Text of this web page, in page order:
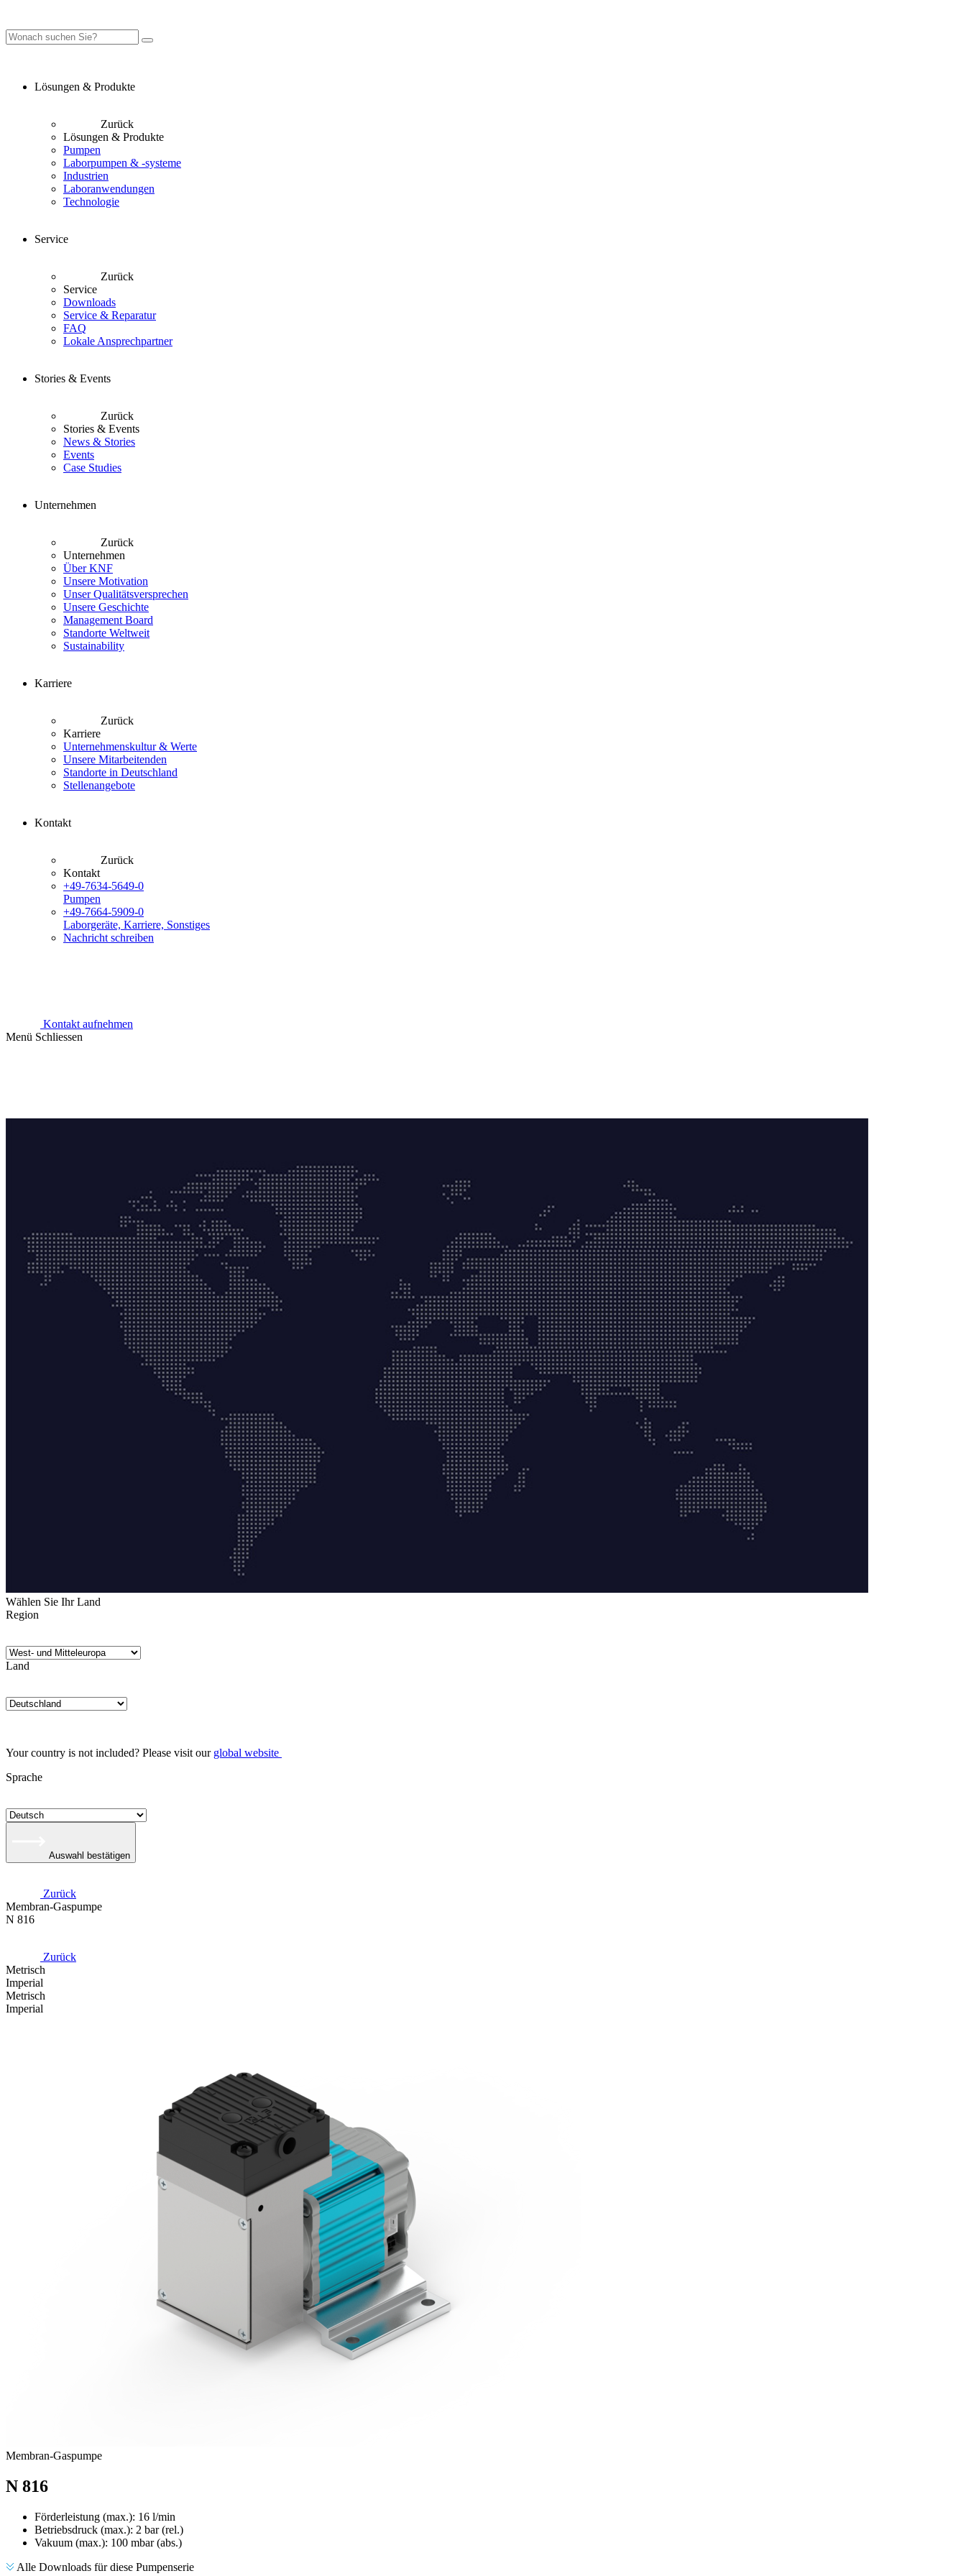
Lösungen & Produkte
Zurück
Lösungen & Produkte
Pumpen
Laborpumpen & -systeme
Industrien
Laboranwendungen
Technologie
Service
Zurück
Service
Downloads
Service & Reparatur
FAQ
Lokale Ansprechpartner
Stories & Events
Zurück
Stories & Events
News & Stories
Events
Case Studies
Unternehmen
Zurück
Unternehmen
Über KNF
Unsere Motivation
Unser Qualitätsversprechen
Unsere Geschichte
Management Board
Standorte Weltweit
Sustainability
Karriere
Zurück
Karriere
Unternehmenskultur & Werte
Unsere Mitarbeitenden
Standorte in Deutschland
Stellenangebote
Kontakt
Zurück
Kontakt
+49-7634-5649-0
Pumpen
+49-7664-5909-0
Laborgeräte, Karriere, Sonstiges
Nachricht schreiben
Kontakt aufnehmen
Menü Schliessen
Wählen Sie Ihr Land
Region
Land
Your country is not included? Please visit our global website
Sprache
Auswahl bestätigen
Zurück
Membran-Gaspumpe
N 816
Zurück
Metrisch
Imperial
Metrisch
Imperial
Membran-Gaspumpe
N 816
Förderleistung (max.): 16 l/min
Betriebsdruck (max.): 2 bar (rel.)
Vakuum (max.): 100 mbar (abs.)
Alle Downloads für diese Pumpenserie